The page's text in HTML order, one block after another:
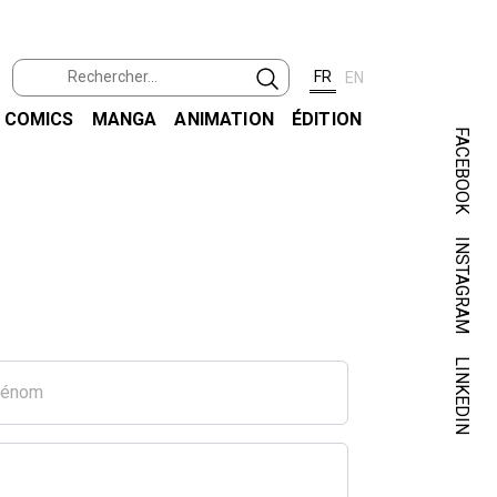
FR EN
COMICS MANGA ANIMATION ÉDITION
FACEBOOK
INSTAGRAM
LINKEDIN